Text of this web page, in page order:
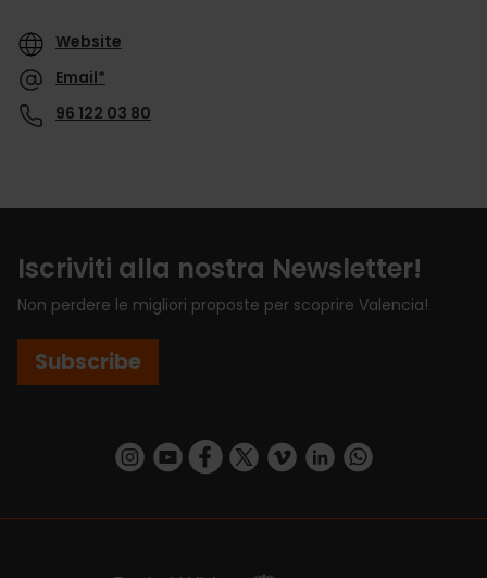
Website
Email*
96 122 03 80
Iscriviti alla nostra Newsletter!
Non perdere le migliori proposte per scoprire Valencia!
Subscribe
https://www.instagram.com/visit_valencia/
https://www.youtube.com/user/
https://www.facebook.com/
https://twitter.com/VisitaValencia
https://vimeo.com/
https://www.linkedin.com/company/turismo-valencia/https://api.whatsapp.com/send/